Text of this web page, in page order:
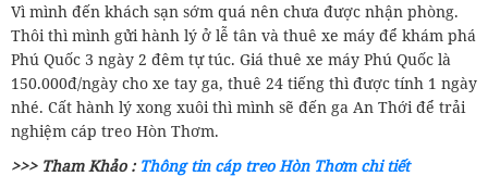
Vì mình đến khách sạn sớm quá nên chưa được nhận phòng.
Thôi thì mình gửi hành lý ở lễ tân và thuê xe máy để khám phá
Phú Quốc 3 ngày 2 đêm tự túc. Giá thuê xe máy Phú Quốc là
150.000đ/ngày cho xe tay ga, thuê 24 tiếng thì được tính 1 ngày
nhé. Cất hành lý xong xuôi thì mình sẽ đến ga An Thới để trải
nghiệm cáp treo Hòn Thơm.
>>> Tham Khảo :Thông tin cáp treo Hòn Thơm chi tiết